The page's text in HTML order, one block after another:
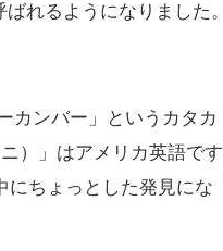
れるようになりました。
カンバー」というカタカ
）」はアメリカ英語です
にちょっとした発見にな